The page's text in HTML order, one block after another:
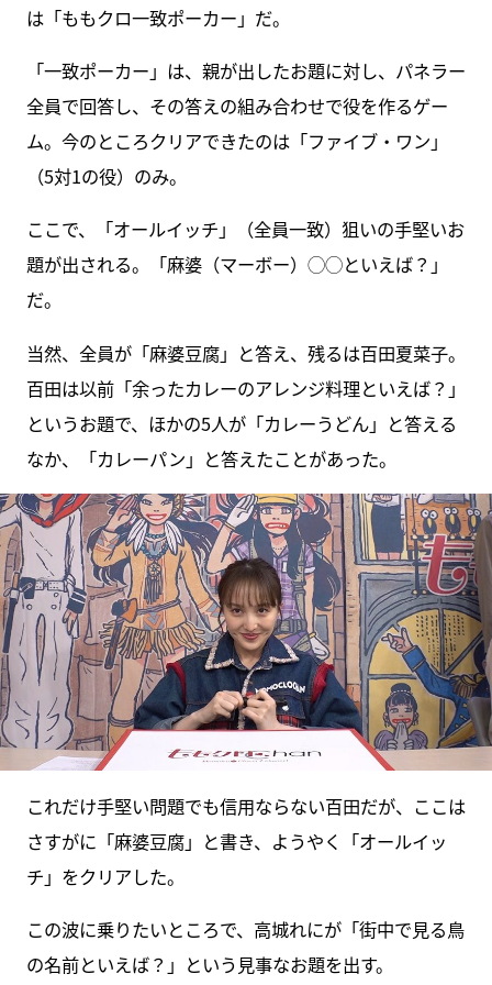
は「ももクロ一致ポーカー」だ。
「一致ポーカー」は、親が出したお題に対し、パネラー
全員で回答し、その答えの組み合わせで役を作るゲー
ム。今のところクリアできたのは「ファイブ・ワン」
（5対1の役）のみ。
ここで、「オールイッチ」（全員一致）狙いの手堅いお
題が出される。「麻婆（マーボー）◯◯といえば？」
だ。
当然、全員が「麻婆豆腐」と答え、残るは百田夏菜子。
百田は以前「余ったカレーのアレンジ料理といえば？」
というお題で、ほかの5人が「カレーうどん」と答える
なか、「カレーパン」と答えたことがあった。
これだけ手堅い問題でも信用ならない百田だが、ここは
さすがに「麻婆豆腐」と書き、ようやく「オールイッ
チ」をクリアした。
この波に乗りたいところで、高城れにが「街中で見る鳥
の名前といえば？」という見事なお題を出す。